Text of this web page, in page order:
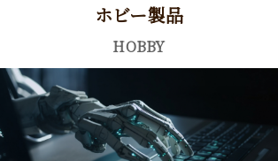
ホビー製品
HOBBY